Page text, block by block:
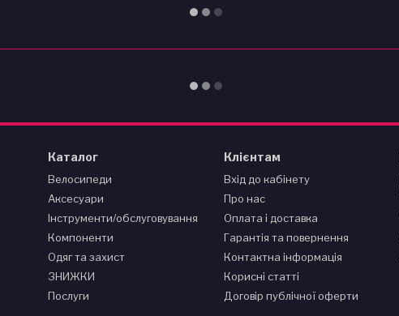
Каталог
Велосипеди
Аксесуари
Інструменти/обслуговування
Компоненти
Одяг та захист
ЗНИЖКИ
Послуги
Клієнтам
Вхід до кабінету
Про нас
Оплата і доставка
Гарантія та повернення
Контактна інформація
Корисні статті
Договір публічної оферти